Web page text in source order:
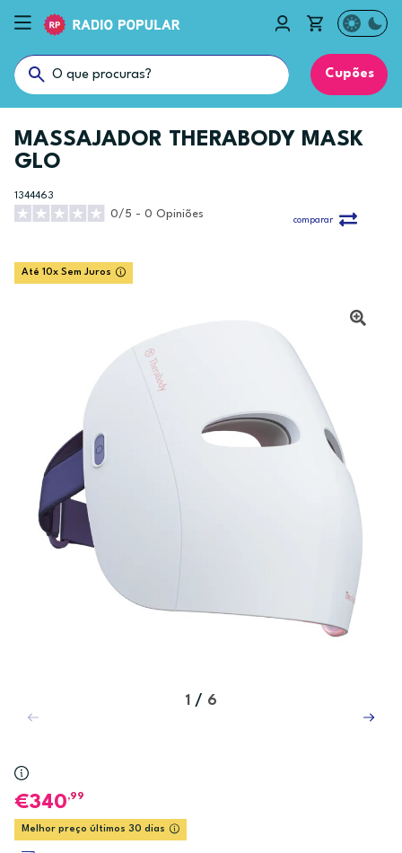
Cupões
MASSAJADOR THERABODY MASK
GLO
1344463
0/5 - 0 Opiniões
comparar
Até 10x Sem Juros
1 / 6
340,99
Melhor preço últimos 30 dias